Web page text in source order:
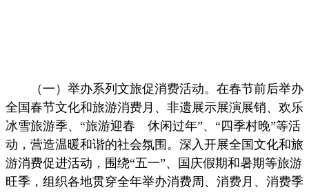
（一）举办系列文旅促消费活动。在春节前后举办
全国春节文化和旅游消费月、非遗展示展演展销、欢乐
冰雪旅游季、“旅游迎春 休闲过年”、“四季村晚”等活
动，营造温暖和谐的社会氛围。深入开展全国文化和旅
游消费促进活动，围绕“五一”、国庆假期和暑期等旅游
旺季，组织各地贯穿全年举办消费周、消费月、消费季